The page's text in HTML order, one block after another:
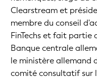
Clearstream et
membre du conseil
FinTechs et fait partie
Banque centrale
le ministère allemand
comité consultatif sur